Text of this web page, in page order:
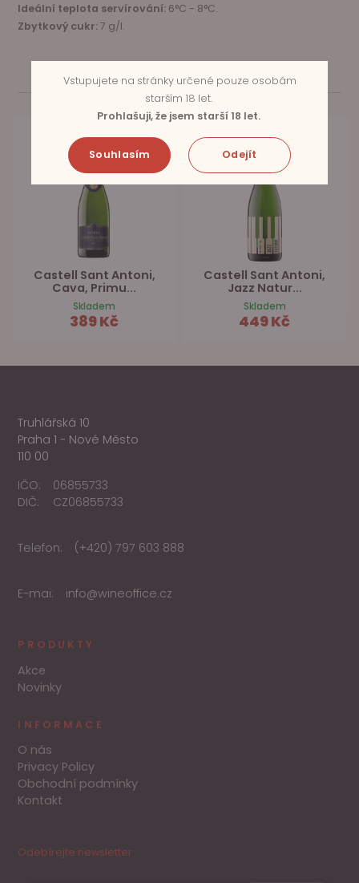
Ideální teplota servírování: 6°C - 8°C.
Zbytkový cukr:7 g/l.
SOUVISEJÍCÍ PRODUKTY
Castell Sant Antoni,
Cava, Primu...
Skladem
389 Kč
Castell Sant Antoni,
Jazz Natur...
Skladem
449 Kč
Truhlářská 10
Praha 1 - Nové Město
110 00
IČO:
06855733
DIČ:
CZ06855733
Telefon: (+420) 797 603 888
E-mai: info@wineoffice.cz
PRODUKTY
Akce
Novinky
INFORMACE
O nás
Privacy Policy
Obchodní podmínky
Kontakt
Odebírejte newsletter
Vstupujete na stránky určené pouze osobám
starším 18 let.
Prohlašuji, že jsem starší 18 let.
Souhlasím Odejít